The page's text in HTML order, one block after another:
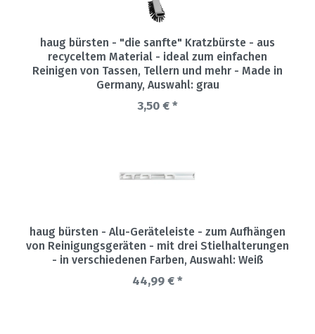
haug bürsten - "die sanfte" Kratzbürste - aus
recyceltem Material - ideal zum einfachen
Reinigen von Tassen, Tellern und mehr - Made in
Germany, Auswahl: grau
3,50 € *
haug bürsten - Alu-Geräteleiste - zum Aufhängen
von Reinigungsgeräten - mit drei Stielhalterungen
- in verschiedenen Farben, Auswahl: Weiß
44,99 € *